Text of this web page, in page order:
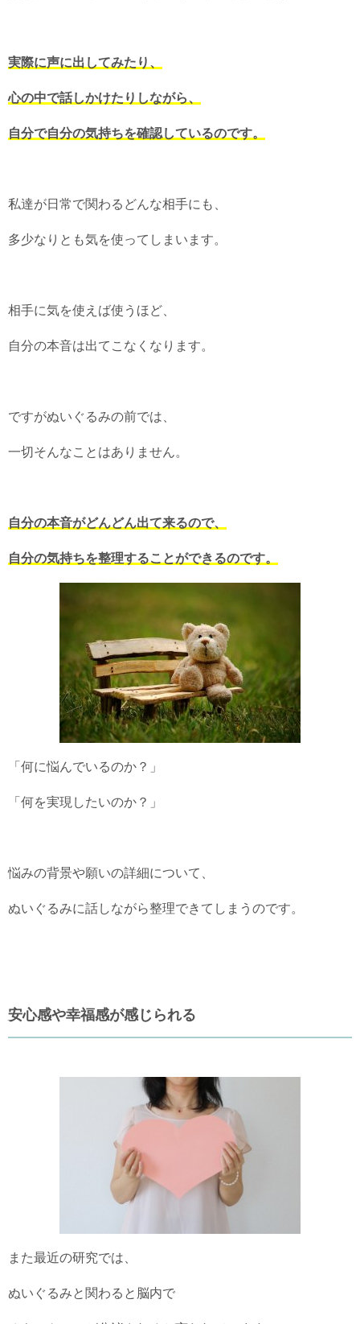
実際に声に出してみたり、
心の中で話しかけたりしながら、
自分で自分の気持ちを確認しているのです。
私達が日常で関わるどんな相手にも、
多少なりとも気を使ってしまいます。
相手に気を使えば使うほど、
自分の本音は出てこなくなります。
ですがぬいぐるみの前では、
一切そんなことはありません。
自分の本音がどんどん出て来るので、
自分の気持ちを整理することができるのです。
「何に悩んでいるのか？」
「何を実現したいのか？」
悩みの背景や願いの詳細について、
ぬいぐるみに話しながら整理できてしまうのです。
安心感や幸福感が感じられる
また最近の研究では、
ぬいぐるみと関わると脳内で